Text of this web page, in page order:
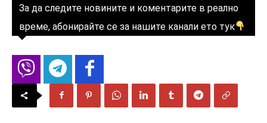
За да следите новините и коментарите в реално
време, абонирайте се за нашите канали ето тук